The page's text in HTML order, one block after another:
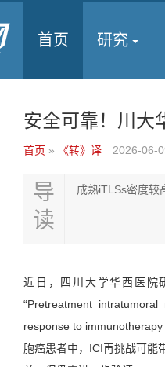
首页 研究
安全可靠！川大
首页 » 《转》译 2026-06-
导
读
成熟iTLSs密度较
近日，四川大学华西医院
“Pretreatment
response to
胞癌患者中，ICI再挑战可能